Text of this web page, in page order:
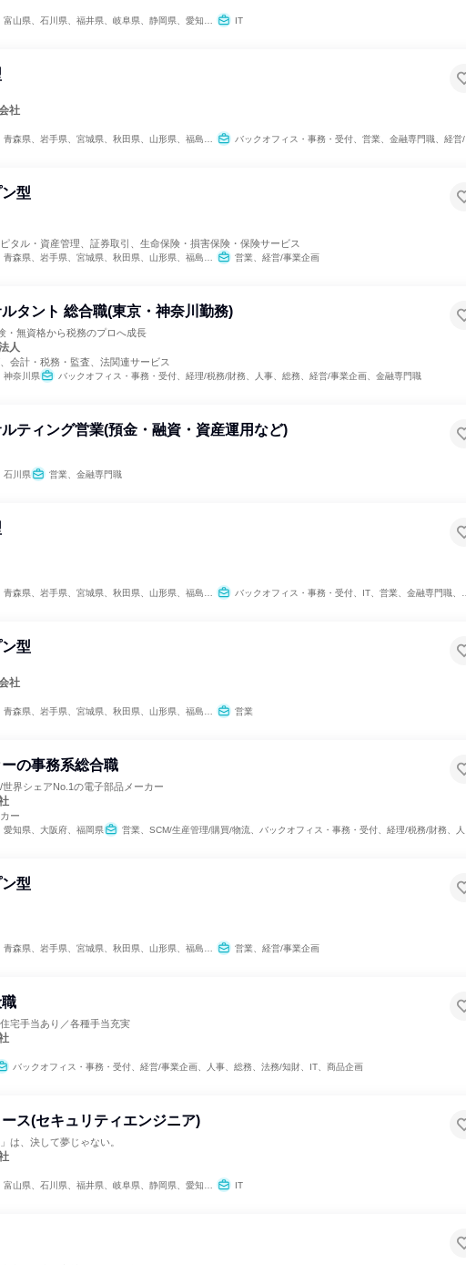
、静岡県、愛知県、三重県、滋賀県、京都府、大阪府、兵庫県、奈良県、和歌山県、鳥取県、島根県、岡山県、広島県、山口県、徳島県、香川県、愛媛県、高知県、福岡県、佐賀県、長崎県、熊本県、大分県、宮崎県、鹿児島県、沖縄県 IT
社
茨城県、栃木県、群馬県、埼玉県、千葉県、東京都、神奈川県、新潟県、富山県、石川県、福井県、山梨県、長野県、岐阜県、静岡県、愛知県、三重県、滋賀県、京都府、大阪府、兵庫県、奈良県、和歌山県、鳥取県、島根県、岡山県、広島県、山口県、徳島県、香川県、愛媛県、高知県、福岡県、佐賀県、長崎県、熊本県、大分県、宮崎県、鹿児島県、沖縄県 バックオフィス・事務・受付、営業、金融専門職、経営/事業企画、不動産専門職、組織運営管理・公務員・事務系職種
型
タル・資産管理、証券取引、生命保険・損害保険・保険サービス
茨城県、栃木県、群馬県、埼玉県、千葉県、東京都、神奈川県、新潟県、富山県、石川県、福井県、山梨県、長野県、岐阜県、静岡県、愛知県、三重県、滋賀県、京都府、大阪府、兵庫県、奈良県、和歌山県、鳥取県、島根県、岡山県、広島県、山口県、徳島県、香川県、愛媛県、高知県、福岡県、佐賀県、長崎県、熊本県、大分県、宮崎県、鹿児島県、沖縄県 営業、経営/事業企画
タント 総合職(東京・神奈川勤務)
・無資格から税務のプロへ成長
人
会計・税務・監査、法関連サービス
神奈川県 バックオフィス・事務・受付、経理/税務/財務、人事、総務、経営/事業企画、金融専門職
ティング営業(預金・融資・資産運用など)
石川県 営業、金融専門職
茨城県、栃木県、群馬県、埼玉県、千葉県、東京都、神奈川県、新潟県、富山県、石川県、福井県、山梨県、長野県、岐阜県、静岡県、愛知県、三重県、滋賀県、京都府、大阪府、兵庫県、奈良県、和歌山県、鳥取県、島根県、岡山県、広島県、山口県、徳島県、香川県、愛媛県、高知県、福岡県、佐賀県、長崎県、熊本県、大分県、宮崎県、鹿児島県、沖縄県 バックオフィス・事務・受付、IT、営業、金融専門職、組織運営管理・公務員・事務系職種、経営/事業企画
型
社
茨城県、栃木県、群馬県、埼玉県、千葉県、東京都、神奈川県、新潟県、富山県、石川県、福井県、山梨県、長野県、岐阜県、静岡県、愛知県、三重県、滋賀県、京都府、大阪府、兵庫県、奈良県、和歌山県、鳥取県、島根県、岡山県、広島県、山口県、徳島県、香川県、愛媛県、高知県、福岡県、佐賀県、長崎県、熊本県、大分県、宮崎県、鹿児島県、沖縄県 営業
の事務系総合職
界シェアNo.1の電子部品メーカー
ー
愛知県、大阪府、福岡県 営業、SCM/生産管理/購買/物流、バックオフィス・事務・受付、経理/税務/財務、人事、総務、法務/知財、IT、広報/IR
型
茨城県、栃木県、群馬県、埼玉県、千葉県、東京都、神奈川県、新潟県、富山県、石川県、福井県、山梨県、長野県、岐阜県、静岡県、愛知県、三重県、滋賀県、京都府、大阪府、兵庫県、奈良県、和歌山県、鳥取県、島根県、岡山県、広島県、山口県、徳島県、香川県、愛媛県、高知県、福岡県、佐賀県、長崎県、熊本県、大分県、宮崎県、鹿児島県、沖縄県 営業、経営/事業企画
宅手当あり／各種手当充実
バックオフィス・事務・受付、経営/事業企画、人事、総務、法務/知財、IT、商品企画
ス(セキュリティエンジニア)
は、決して夢じゃない。
、静岡県、愛知県、三重県、滋賀県、京都府、大阪府、兵庫県、奈良県、和歌山県、鳥取県、島根県、岡山県、広島県、山口県、徳島県、香川県、愛媛県、高知県、福岡県、佐賀県、長崎県、熊本県、大分県、宮崎県、鹿児島県、沖縄県 IT